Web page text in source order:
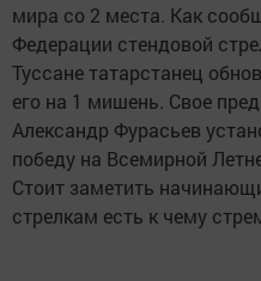
мира со 2 места. Как
Федерации стендовой
Туссане татарстанец
его на 1 мишень. Свое
Александр Фурасьев
победу на Всемирной
Стоит заметить
стрелкам есть к чему